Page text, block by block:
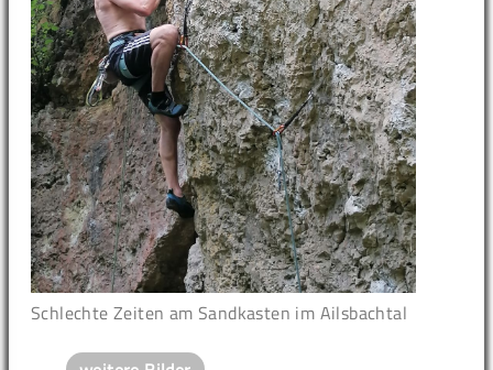
Schlechte Zeiten am Sandkasten im Ailsbachtal